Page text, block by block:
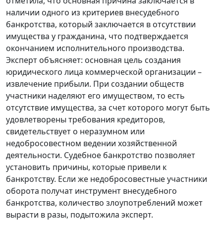
наличии одного из критериев внесудебного
банкротства, который заключается в отсутствии
имущества у гражданина, что подтверждается
окончанием исполнительного производства.
Эксперт объясняет: основная цель создания
юридического лица коммерческой организации –
извлечение прибыли. При создании обществ
участники наделяют его имуществом, то есть
отсутствие имущества, за счет которого могут быть
удовлетворены требования кредиторов,
свидетельствует о неразумном или
недобросовестном ведении хозяйственной
деятельности. Судебное банкротство позволяет
установить причины, которые привели к
банкротству. Если же недобросовестные участники
оборота получат инструмент внесудебного
банкротства, количество злоупотреблений может
вырасти в разы, подытожила эксперт.